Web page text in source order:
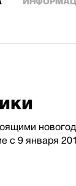
с 9 января